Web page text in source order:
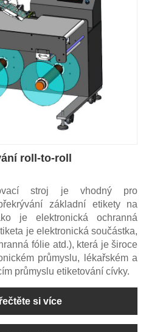
roll-to-roll
stroj je vhodný pro
základní etikety na
je elektronická ochranná
je elektronická součástka,
fólie atd.), která je široce
průmyslu, lékařském a
průmyslu etiketování cívky.
si více